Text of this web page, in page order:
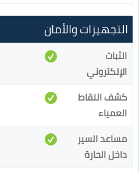
التجهيزات والأمان
الثبات
الإلكتروني
كشف النقاط
العمياء
مساعد السير
داخل الحارة